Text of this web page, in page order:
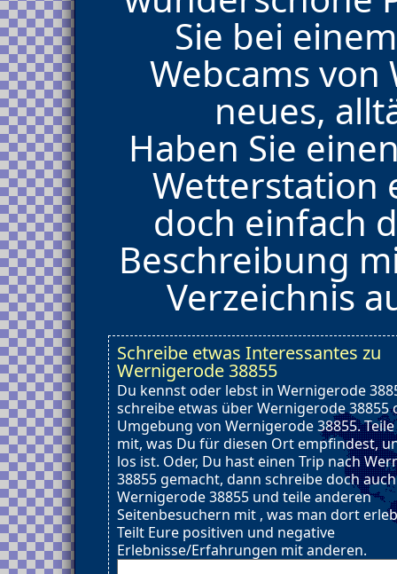
Sie bei
Webcams
neues,
Haben Sie
Wetterstation
doch einfach
Beschreibung
Verzeichnis
Schreibe etwas Interessantes zu
Wernigerode 38855
Du kennst oder lebst in Wernigerode
schreibe etwas über Wernigerode 38855
Umgebung von Wernigerode 38855.
mit, was Du für diesen Ort empfindest,
los ist. Oder, Du hast einen Trip nach
38855 gemacht, dann schreibe doch
Wernigerode 38855 und teile anderen
Seitenbesuchern mit , was man dort
Teilt Eure positiven und negative
Erlebnisse/Erfahrungen mit anderen.